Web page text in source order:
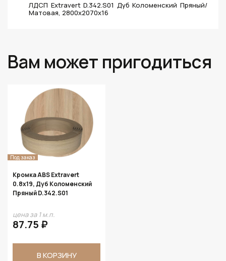
ЛДСП Extravert D.342.S01 Дуб Коломенский Пряный/
Матовая, 2800х2070х16
Вам может пригодиться
Под заказ
Кромка ABS Extravert
0.8х19, Дуб Коломенский
Пряный D.342.S01
цена за 1 м.п.
87.75 ₽
В КОРЗИНУ